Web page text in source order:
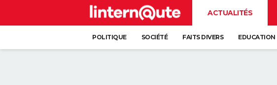
ACTUALITÉS
POLITIQUE SOCIÉTÉ FAITS DIVERS EDUCATION